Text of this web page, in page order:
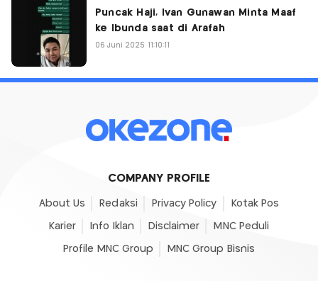
Puncak Haji, Ivan Gunawan Minta Maaf
ke Ibunda saat di Arafah
06 Juni 2025 11:10:11
COMPANY PROFILE
About Us Redaksi Privacy Policy Kotak Pos
Karier Info Iklan Disclaimer MNC Peduli
Profile MNC Group MNC Group Bisnis